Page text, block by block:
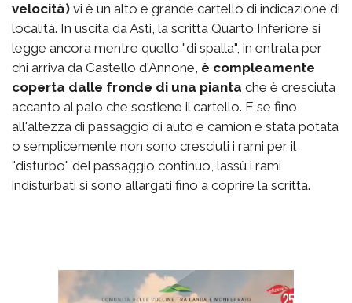
velocità) vi è un alto e grande cartello di indicazione di
località. In uscita da Asti, la scritta Quarto Inferiore si
legge ancora mentre quello "di spalla", in entrata per
chi arriva da Castello d'Annone, è compleamente
coperta dalle fronde di una pianta che è cresciuta
accanto al palo che sostiene il cartello. E se fino
all'altezza di passaggio di auto e camion è stata potata
o semplicemente non sono cresciuti i rami per il
"disturbo" del passaggio continuo, lassù i rami
indisturbati si sono allargati fino a coprire la scritta.